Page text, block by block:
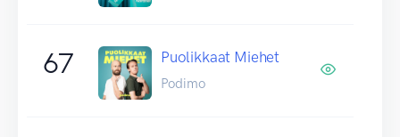
67 Puolikkaat Miehet
Podimo